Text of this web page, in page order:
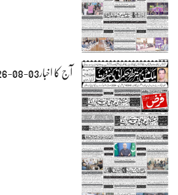
آج کا اخبار03-08-2026